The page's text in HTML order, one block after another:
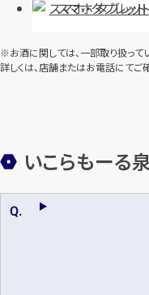
スマホ・タブレット
※お酒に関しては、一部取り扱って
詳しくは、店舗またはお電話にてご
いこらもーる